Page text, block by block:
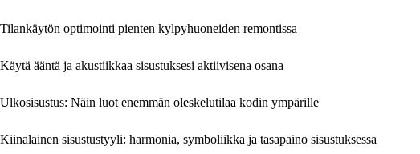
Tilankäytön optimointi pienten kylpyhuoneiden remontissa
Käytä ääntä ja akustiikkaa sisustuksesi aktiivisena osana
Ulkosisustus: Näin luot enemmän oleskelutilaa kodin ympärille
Kiinalainen sisustustyyli: harmonia, symboliikka ja tasapaino sisustuksessa